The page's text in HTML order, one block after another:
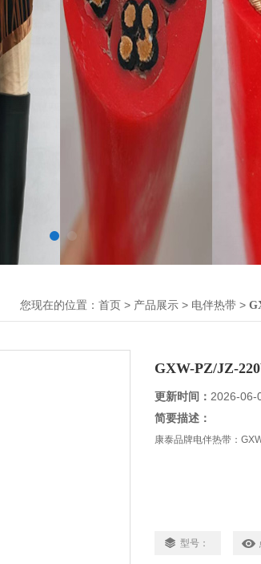
您现在的位置： 首页 > 产品展示 > 电伴热带 >
GXW-PZ/JZ-
更新时间： 2026-06-
简要描述：
康泰品牌电伴热带：
型号：